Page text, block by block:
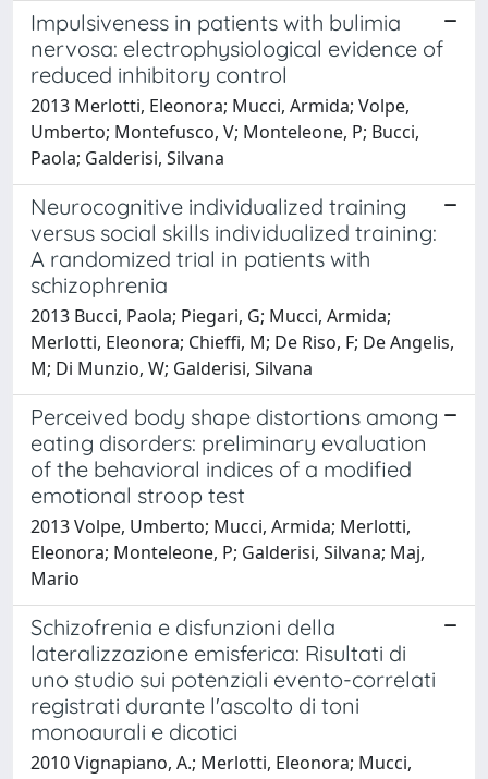
Impulsiveness in patients with bulimia
nervosa: electrophysiological evidence of
reduced inhibitory control
2013 Merlotti, Eleonora; Mucci, Armida; Volpe,
Umberto; Montefusco, V; Monteleone, P; Bucci,
Paola; Galderisi, Silvana
Neurocognitive individualized training
versus social skills individualized training:
A randomized trial in patients with
schizophrenia
2013 Bucci, Paola; Piegari, G; Mucci, Armida;
Merlotti, Eleonora; Chieffi, M; De Riso, F; De Angelis,
M; Di Munzio, W; Galderisi, Silvana
Perceived body shape distortions among
eating disorders: preliminary evaluation
of the behavioral indices of a modified
emotional stroop test
2013 Volpe, Umberto; Mucci, Armida; Merlotti,
Eleonora; Monteleone, P; Galderisi, Silvana; Maj,
Mario
Schizofrenia e disfunzioni della
lateralizzazione emisferica: Risultati di
uno studio sui potenziali evento-correlati
registrati durante l'ascolto di toni
monoaurali e dicotici
2010 Vignapiano, A.; Merlotti, Eleonora; Mucci,